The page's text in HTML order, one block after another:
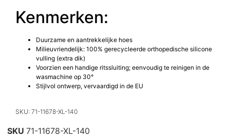
Kenmerken:
Duurzame en aantrekkelijke hoes
Milieuvriendelijk: 100% gerecycleerde orthopedische silicone
vulling (extra dik)
Voorzien een handige ritssluiting; eenvoudig te reinigen in de
wasmachine op 30°
Stijlvol ontwerp, vervaardigd in de EU
SKU: 71-11678-XL-140
SKU 71-11678-XL-140